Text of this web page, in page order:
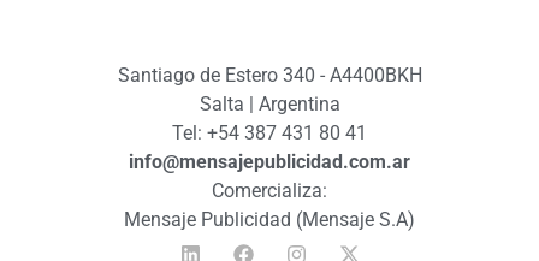
Santiago de Estero 340 - A4400BKH
Salta | Argentina
Tel: +54 387 431 80 41
info@mensajepublicidad.com.ar
Comercializa:
Mensaje Publicidad (Mensaje S.A)